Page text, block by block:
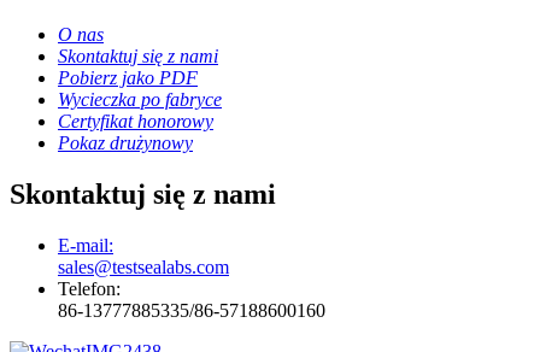
O nas
Skontaktuj się z nami
Pobierz jako PDF
Wycieczka po fabryce
Certyfikat honorowy
Pokaz drużynowy
Skontaktuj się z nami
E-mail:
sales@testsealabs.com
Telefon:
86-13777885335/86-57188600160